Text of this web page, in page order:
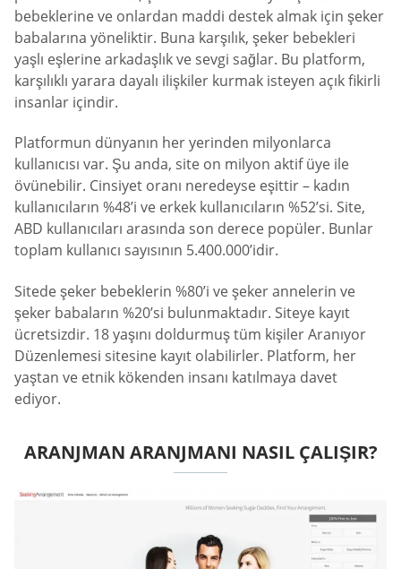
bebeklerine ve onlardan maddi destek almak için şeker
babalarına yöneliktir. Buna karşılık, şeker bebekleri
yaşlı eşlerine arkadaşlık ve sevgi sağlar. Bu platform,
karşılıklı yarara dayalı ilişkiler kurmak isteyen açık fikirli
insanlar içindir.
Platformun dünyanın her yerinden milyonlarca
kullanıcısı var. Şu anda, site on milyon aktif üye ile
övünebilir. Cinsiyet oranı neredeyse eşittir – kadın
kullanıcıların %48’i ve erkek kullanıcıların %52’si. Site,
ABD kullanıcıları arasında son derece popüler. Bunlar
toplam kullanıcı sayısının 5.400.000’idir.
Sitede şeker bebeklerin %80’i ve şeker annelerin ve
şeker babaların %20’si bulunmaktadır. Siteye kayıt
ücretsizdir. 18 yaşını doldurmuş tüm kişiler Aranıyor
Düzenlemesi sitesine kayıt olabilirler. Platform, her
yaştan ve etnik kökenden insanı katılmaya davet
ediyor.
ARANJMAN ARANJMANI NASIL ÇALIŞIR?